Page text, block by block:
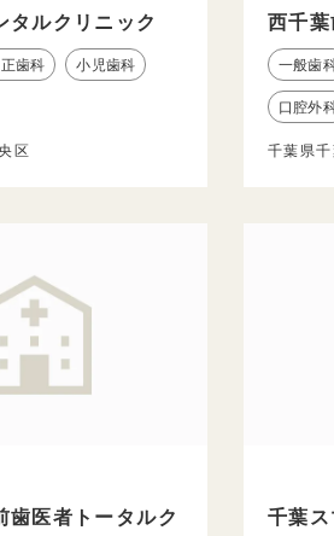
タルクリニック
歯科 小児歯科
区
西千
一般歯
口腔外
千葉県
歯医者トータルク
千葉